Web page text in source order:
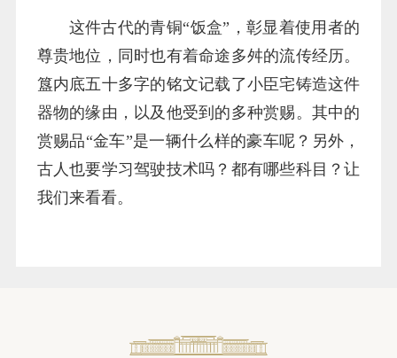
这件古代的青铜“饭盒”，彰显着使用者的
尊贵地位，同时也有着命途多舛的流传经历。
簋内底五十多字的铭文记载了小臣宅铸造这件
器物的缘由，以及他受到的多种赏赐。其中的
赏赐品“金车”是一辆什么样的豪车呢？另外，
古人也要学习驾驶技术吗？都有哪些科目？让
我们来看看。